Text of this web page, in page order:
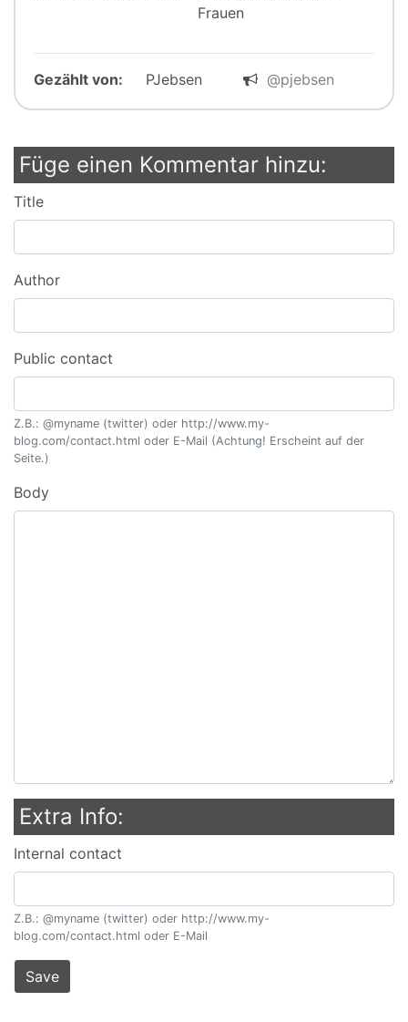
Frauen
Gezählt von: PJebsen @pjebsen
Füge einen Kommentar hinzu:
Title
Author
Public contact
Z.B.: @myname (twitter) oder http://www.my-
blog.com/contact.html oder E-Mail (Achtung! Erscheint auf der
Seite.)
Body
Extra Info:
Internal contact
Z.B.: @myname (twitter) oder http://www.my-
blog.com/contact.html oder E-Mail